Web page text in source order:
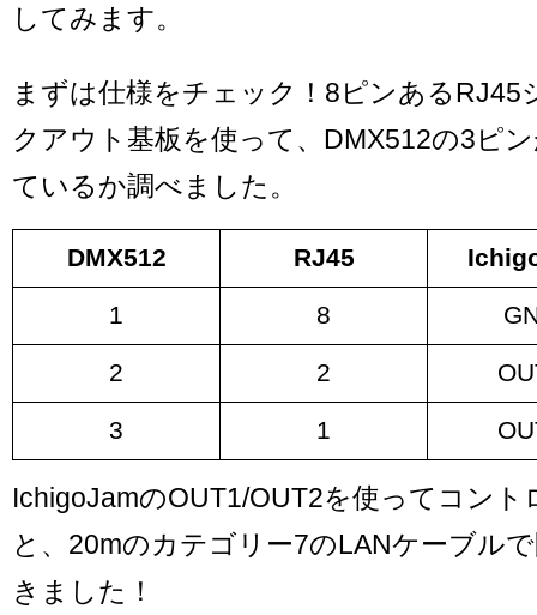
してみます。
まずは仕様をチェック！8ピンあるRJ45
クアウト基板を使って、DMX512の3ピ
ているか調べました。
DMX512 RJ45
1
8
2
2
3
1
IchigoJamのOUT1/OUT2を使ってコント
と、20mのカテゴリー7のLANケーブル
きました！